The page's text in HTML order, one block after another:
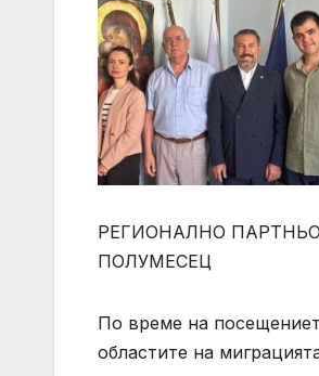
РЕГИОНАЛНО
ПОЛУМЕСЕЦ
По време на
областите на